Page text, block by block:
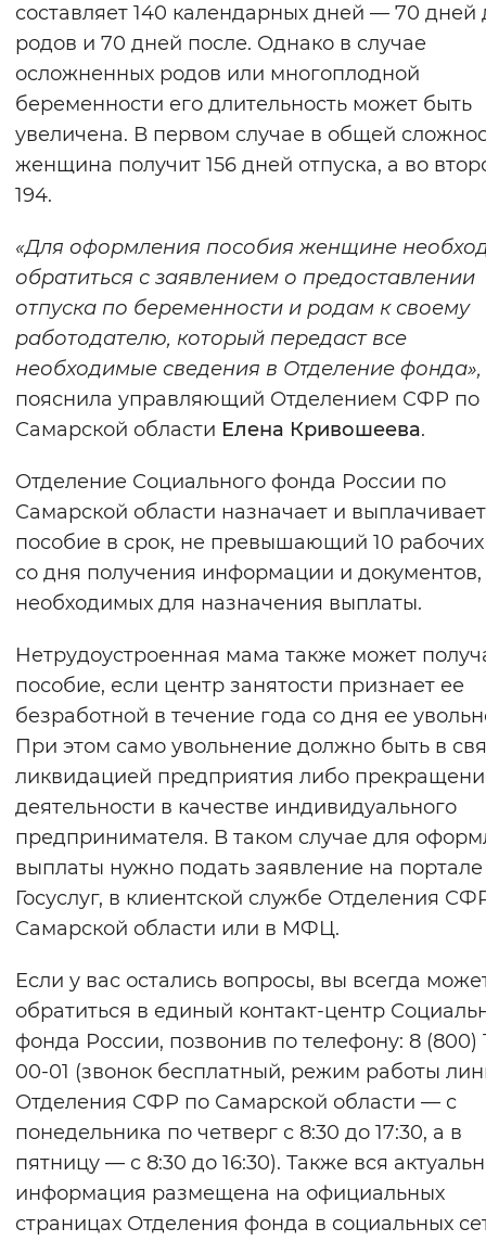
составляет 140 календарных дней — 70 дней
родов и 70 дней после. Однако в случае
осложненных родов или многоплодной
беременности его длительность может быть
увеличена. В первом случае в общей
женщина получит 156 дней отпуска, а во
194.
«Для оформления пособия женщине
обратиться с заявлением о предоставлении
отпуска по беременности и родам к своему
работодателю, который передаст все
необходимые сведения в Отделение фонда»,
пояснила управляющий Отделением СФР по
Самарской области Елена Кривошеева.
Отделение Социального фонда России по
Самарской области назначает и выплачивает
пособие в срок, не превышающий 10
со дня получения информации и документов,
необходимых для назначения выплаты.
Нетрудоустроенная мама также может
пособие, если центр занятости признает ее
безработной в течение года со дня ее
При этом само увольнение должно быть в
ликвидацией предприятия либо
деятельности в качестве индивидуального
предпринимателя. В таком случае для
выплаты нужно подать заявление на портале
Госуслуг, в клиентской службе Отделения
Самарской области или в МФЦ.
Если у вас остались вопросы, вы всегда
обратиться в единый контакт-центр
фонда России, позвонив по телефону: 8 (800)
00-01 (звонок бесплатный, режим работы
Отделения СФР по Самарской области — с
понедельника по четверг с 8:30 до 17:30, а в
пятницу — с 8:30 до 16:30). Также вся
информация размещена на официальных
страницах Отделения фонда в социальных